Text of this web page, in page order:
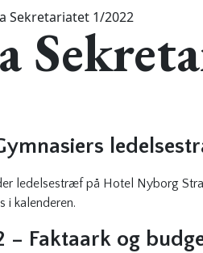
Sekretariatet 1/2022
ledelsestræf på Hotel Nyborg
i kalenderen.
– Faktaark og